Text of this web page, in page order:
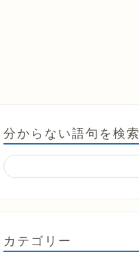
分からない語句を検索
カテゴリー